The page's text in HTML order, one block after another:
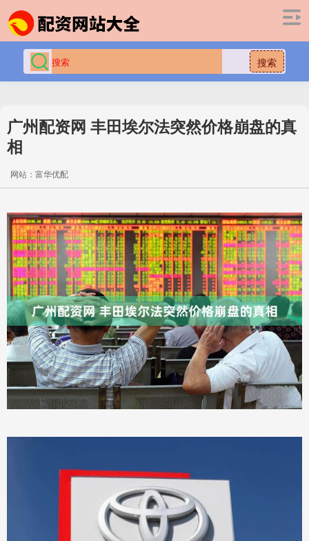
搜索
广州配资网 丰田埃尔法突然价格崩盘的真
相
网站：富华优配